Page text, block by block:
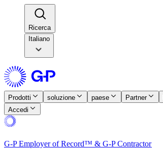
Ricerca​​
Italiano
Prodotti​​ soluzione​​ paese​​ Partner​​
Accedi​​
G-P Employer of Record™ & G-P Contractor​​